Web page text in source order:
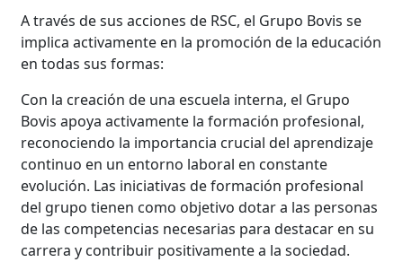
A través de sus acciones de RSC, el Grupo Bovis se
implica activamente en la promoción de la educación
en todas sus formas:
Con la creación de una escuela interna, el Grupo
Bovis apoya activamente la formación profesional,
reconociendo la importancia crucial del aprendizaje
continuo en un entorno laboral en constante
evolución. Las iniciativas de formación profesional
del grupo tienen como objetivo dotar a las personas
de las competencias necesarias para destacar en su
carrera y contribuir positivamente a la sociedad.